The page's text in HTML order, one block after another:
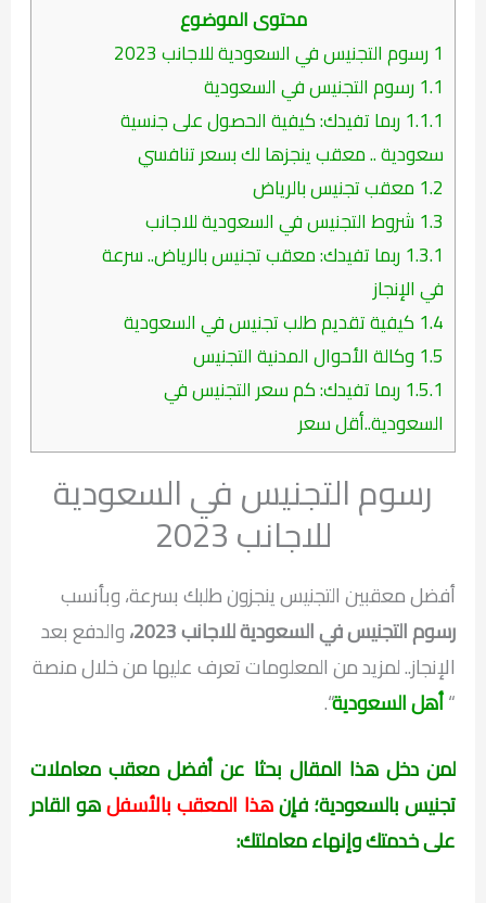
محتوى الموضوع
1 رسوم التجنيس في السعودية للاجانب 2023
1.1 رسوم التجنيس في السعودية
1.1.1 ربما تفيدك: كيفية الحصول على جنسية
سعودية .. معقب ينجزها لك بسعر تنافسي
1.2 معقب تجنيس بالرياض
1.3 شروط التجنيس في السعودية للاجانب
1.3.1 ربما تفيدك: معقب تجنيس بالرياض.. سرعة
في الإنجاز
1.4 كيفية تقديم طلب تجنيس في السعودية
1.5 وكالة الأحوال المدنية التجنيس
1.5.1 ربما تفيدك: كم سعر التجنيس في
السعودية..أقل سعر
رسوم التجنيس في السعودية
للاجانب 2023
أفضل معقبين التجنيس ينجزون طلبك بسرعة، وبأنسب
رسوم التجنيس في السعودية للاجانب 2023،
والدفع بعد
الإنجاز.. لمزيد من المعلومات تعرف عليها من خلال منصة
“أهل السعودية“.
لمن دخل هذا المقال بحثا عن أفضل معقب معاملات
تجنيس بالسعودية؛ فإنهذا المعقب بالأسفلهو القادر
على خدمتك وإنهاء معاملتك: